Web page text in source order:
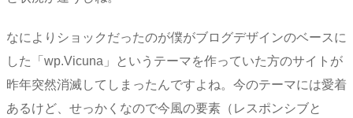
なによりショックだったのが僕がブログデザインのベースに
した「wp.Vicuna」というテーマを作っていた方のサイトが
昨年突然消滅してしまったんですよね。今のテーマには愛着
あるけど、せっかくなので今風の要素（レスポンシブと